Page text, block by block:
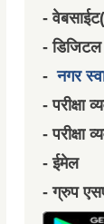
-
- डिजिटल
-नगर
- परीक्षा
- परीक्षा
- ईमेल
- ग्रुप